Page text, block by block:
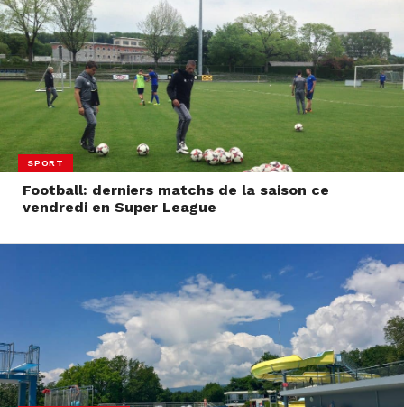
SPORT
Football: derniers matchs de la saison ce
vendredi en Super League